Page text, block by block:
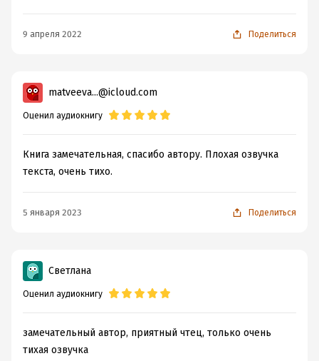
9 апреля 2022 Поделиться
matveeva...@icloud.com
Оценил аудиокнигу
Книга замечательная, спасибо автору. Плохая озвучка
текста, очень тихо.
5 января 2023 Поделиться
Светлана
Оценил аудиокнигу
замечательный автор, приятный чтец, только очень
тихая озвучка